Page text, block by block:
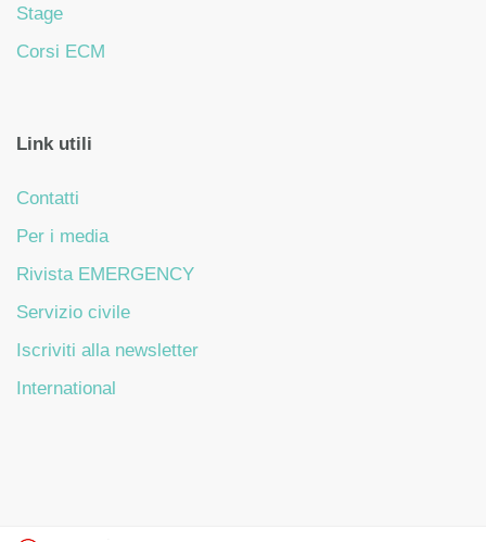
Stage
Corsi ECM
Link utili
Contatti
Per i media
Rivista EMERGENCY
Servizio civile
Iscriviti alla newsletter
International